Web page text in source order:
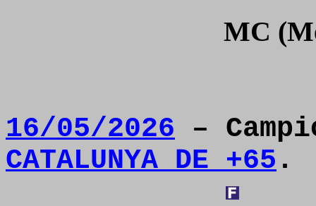
MC
16/05/2026 –
CATALUNYA DE +65 .